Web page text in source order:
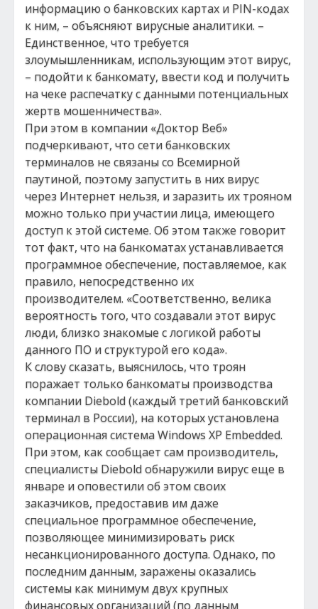
информацию о банковских картах и PIN-кодах
к ним, – объясняют вирусные аналитики. –
Единственное, что требуется
злоумышленникам, использующим этот вирус,
– подойти к банкомату, ввести код и получить
на чеке распечатку с данными потенциальных
жертв мошенничества».
При этом в компании «Доктор Веб»
подчеркивают, что сети банковских
терминалов не связаны со Всемирной
паутиной, поэтому запустить в них вирус
через Интернет нельзя, и заразить их трояном
можно только при участии лица, имеющего
доступ к этой системе. Об этом также говорит
тот факт, что на банкоматах устанавливается
программное обеспечение, поставляемое, как
правило, непосредственно их
производителем. «Соответственно, велика
вероятность того, что создавали этот вирус
люди, близко знакомые с логикой работы
данного ПО и структурой его кода».
К слову сказать, выяснилось, что троян
поражает только банкоматы производства
компании Diebold (каждый третий банковский
терминал в России), на которых установлена
операционная система Windows XP Embedded.
При этом, как сообщает сам производитель,
специалисты Diebold обнаружили вирус еще в
январе и оповестили об этом своих
заказчиков, предоставив им даже
специальное программное обеспечение,
позволяющее минимизировать риск
несанкционированного доступа. Однако, по
последним данным, заражены оказались
системы как минимум двух крупных
финансовых организаций (по данным